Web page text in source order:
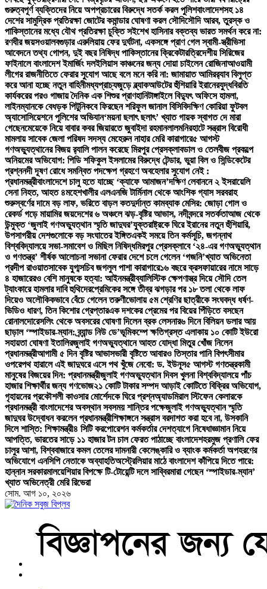
গুরুত্বপূর্ণ ব্যক্তিদের নিয়ে অপপ্রচারের বিরুদ্ধে সতর্ক করল পুলিশবাংলাদেশসহ ১৪
দেশের সামুদ্রিক প্রতিরক্ষা জোটের কমান্ডার ঘোষণা করল সৌদিসৌদি আরব, তুরস্ক ও
পাকিস্তানের মধ্যে যৌথ প্রতিরক্ষা চুক্তি সইশেখ হাসিনার বক্তব্য ভারত সমর্থন করে না:
রণধীর জয়সওয়ালবগুড়ার এরুলিয়ায় ফের দুর্ঘটনা, একসঙ্গে প্রাণ গেল স্বামী-স্ত্রীভিসা
আবেদনে তথ্য গোপন, দুই বছর নিষিদ্ধ পাকিস্তানের ক্রিকেটারত্রিদেশীয় সিরিজের
ফাইনালে বাংলাদেশ ইমার্জিং দলইলিয়াস কাঞ্চনের জন্য দোয়া চাইলেন রোজিনাআওয়ামী
লীগের রাজনীতিতে ফেরার সুযোগ আছে বলে মনে করি না: জামায়াত আমিরর‍্যাব বিলুপ্ত
করে আনা হচ্ছে নতুন বাহিনীমধ্যপ্রাচ্যজুড়ে ব্ল্যাকআউটের হুঁশিয়ারি ইরানেরযুদ্ধবিরতি
কার্যকরের পরও গাজায় দৈনিক এক শিশুর প্রাণহানিটাঙ্গাইলে বিদ্যুৎ অফিসে হামলা,
লাইনম্যানকে বেধড়ক পিটুনিকবে ফিরছেন শরিফুল জানাল বিসিবিদক্ষিণ কোরিয়া ফুটবল
অ্যাসোসিয়েশনে পুলিশের অভিযান‘ময়না ছলাৎ ছলাৎ’ খ্যাত গায়ক স্বাগত দে মারা
গেছেনমেয়েকে নিয়ে বাবার কবর জিয়ারতে জুবাইদা রহমানলালমনিরহাটে সন্ত্রাস বিরোধী
মামলায় সাবেক জেলা পরিষদ সদস্য মেহেরুন নাহার মেরি কারাগারে৫ আগস্ট
গণঅভ্যুত্থানের বিজয় র‍্যালি পালন করেছে মিরপুর প্রেসক্লাবডাল ও তেলবীজ প্রকল্পে
অনিয়মের অভিযোগ: পিডি শফিকুল ইসলামের বিরুদ্ধে টেন্ডার, ভুয়া বিল ও সিন্ডিকেটের
প্রশ্ননদী দূষণ রোধে সমন্বিত পদক্ষেপ গ্রহণে অবহেলার সুযোগ নেই :
প্রধানমন্ত্রীবাংলাদেশে চালু হতে যাচ্ছে ‘ক্যাফে আমাজন’দক্ষিণ লেবাননে ২ ইসরায়েলি
সেনা নিহত, আহত ৪মহেশখালীর এলএনজি টার্মিনাল থেকে আংশিক গ্যাস সরবরাহ
শুরুস্বর্ণের দামে বড় লাফ, ভরিতে বাড়ল কতদুর্দান্ত কামব্যাক মেসির: জোড়া গোল ও
রেকর্ড গড়ে মায়ামির জয়দেশের ৬ অঞ্চলে ঝড়-বৃষ্টির আভাস, নদীবন্দরে সতর্কতাআজ থেকে
উন্মুক্ত ‘জুলাই গণঅভ্যুত্থান স্মৃতি জাদুঘর’যুক্তরাষ্ট্রকে ঘিরে ইরানের নতুন হুঁশিয়ারি,
উপসাগরীয় দেশগুলোকে বড় সংঘাতের ইঙ্গিতএকই সময়ে তিন কর্মসূচি, জগন্নাথ
বিশ্ববিদ্যালয়ে সভা-সমাবেশ ও মিছিল নিষিদ্ধমিরপুর প্রেসক্লাবে ‘২৪-এর গণঅভ্যুত্থান
ও গণতন্ত্র’ শীর্ষক আলোচনা সভানা ফেরার দেশে চলে গেলেন ‘গজনি’খ্যাত অভিনেতা
প্রদীপ রাওয়াতসাবেক যুগ্মসচিব জগলুল পাশা কারাগারে১৬ বছরে ক্রসফায়ারের নামে সাড়ে
৪ হাজারেরও বেশি মানুষকে হত্যা: আইনমন্ত্রীব্যালিস্টিক ক্ষেপণাস্ত্র দিয়ে সৌদি তেল
ট্যাংকারে হামলার দাবি হুথিদেরপ্রেমিকের সঙ্গে তীব্র ঝগড়ার পর ১৮ তলা থেকে লাফ
দিয়েও অলৌকিকভাবে বেঁচে গেলেন তরুণীভোলায় ৫ম শ্রেণির ছাত্রীকে সংঘবদ্ধ ধর্ষণ-
ভিডিও ধারণ, তিন কিশোর গ্রেপ্তারএক দশকের প্রেমের পর বিয়ের পিঁড়িতে বসছেন
রোনালদোরেসলিং থেকে অবসরের ঘোষণা দিলেন ব্রক লেসনার৬ দিনে বিলিয়ন ডলার আয়
ছাড়াল ‘স্পাইডার-ম্যান: ব্র্যান্ড নিউ ডে’ভূমিকম্পে ক্ষতিগ্রস্ত এলাকায় ১০ কোটি ইউরো
সহায়তা ঘোষণা ইতালিরজুলাই গণঅভ্যুত্থানে আহত যোদ্ধা মিতুর খোঁজ নিলেন
প্রধানমন্ত্রীআগামী ৫ দিন বৃষ্টির আভাসভারী বৃষ্টিতে আবারও তিস্তার পানি বিপৎসীমার
ওপরেপথ হারালে এই জাদুঘরে এসে পথ খুঁজে নেবো: ড. ইউনূস৫ আগস্ট গণতন্ত্রকামী
মানুষের বিজয়ের দিন: প্রধানমন্ত্রীজুলাই গণঅভ্যুত্থান দিবস খুলনা বিশ্ববিদ্যালয়ে পাঁচ
হাজার শিক্ষার্থীর জন্য গণভোজ২১ কোটি টাকার সম্পদ আড়াই কোটিতে বিক্রির অভিযোগ,
গৃহায়নের প্রকৌশলী কাওসার মোর্শেদকে ঘিরে প্রশ্নঅ্যাডমিরাল স্টিফেন কেলারকে
প্রধানমন্ত্রী বাংলাদেশের অবস্থান সবসময় শান্তির পক্ষেজুলাই গণঅভ্যুত্থান স্মৃতি
জাদুঘর উদ্বোধন করলেন প্রধানমন্ত্রীশিক্ষাঙ্গনে সন্ত্রাস বরদাশত করা হবে না, উসকানি
দিলে শাস্তি: শিক্ষামন্ত্রী৪ সিটি করপোরেশন কর্মকর্তার দেশত্যাগে নিষেধাজ্ঞামান নিয়ে
আপত্তি, ভারতের সাড়ে ১১ হাজার টন চাল ফেরত পাঠাচ্ছে বাংলাদেশহরমুজ প্রণালি ফের
চালুর আশা, বিশ্ববাজারে কমল তেলের দামনারী কেলেঙ্কারি ও ব্যাংক কর্মকর্তা অপহরণের
অভিযোগে এনসিপি নেতাকে অব্যাহতিঅস্ট্রেলিয়ার মাঠে বাংলাদেশ কাঁপিয়ে দিতে পারে:
হান্নান সরকারমালয়েশিয়ার বিপক্ষে টি-টোয়েন্টি দলে সাব্বিরমারা গেছেন ‘স্পাইডার-ম্যান’
খ্যাত অভিনেত্রী মেরি রিভেরা
সোম. আগ ১০, ২০২৬
বাংলা নিউজ পেপার